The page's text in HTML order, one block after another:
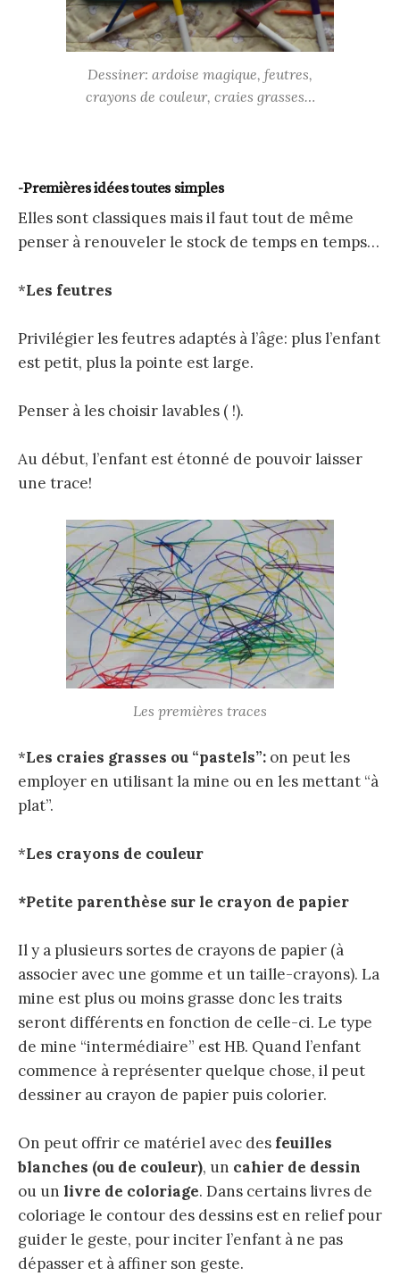
Dessiner: ardoise magique, feutres,
crayons de couleur, craies grasses…
-Premières idées toutes simples
Elles sont classiques mais il faut tout de même
penser à renouveler le stock de temps en temps…
*Les feutres
Privilégier les feutres adaptés à l’âge: plus l’enfant
est petit, plus la pointe est large.
Penser à les choisir lavables ( !).
Au début, l’enfant est étonné de pouvoir laisser
une trace!
Les premières traces
*Les craies grasses ou “pastels”: on peut les
employer en utilisant la mine ou en les mettant “à
plat”.
*Les crayons de couleur
*Petite parenthèse sur le crayon de papier
Il y a plusieurs sortes de crayons de papier (à
associer avec une gomme et un taille-crayons). La
mine est plus ou moins grasse donc les traits
seront différents en fonction de celle-ci. Le type
de mine “intermédiaire” est HB. Quand l’enfant
commence à représenter quelque chose, il peut
dessiner au crayon de papier puis colorier.
On peut offrir ce matériel avec des feuilles
blanches (ou de couleur), un cahier de dessin
ou un livre de coloriage. Dans certains livres de
coloriage le contour des dessins est en relief pour
guider le geste, pour inciter l’enfant à ne pas
dépasser et à affiner son geste.